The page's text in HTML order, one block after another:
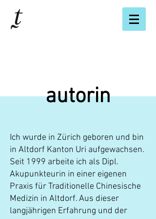
autorin
Ich wurde in Zürich geboren und bin
in Altdorf Kanton Uri aufgewachsen.
Seit 1999 arbeite ich als Dipl.
Akupunkteurin in einer eigenen
Praxis für Traditionelle Chinesische
Medizin in Altdorf. Aus dieser
langjährigen Erfahrung und der